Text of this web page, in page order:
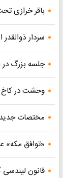
باقر خرازی
سردار
جلسه بزرگ در
وحشت در کاخ
مختصات جدید
«توافق مکه»
قانون